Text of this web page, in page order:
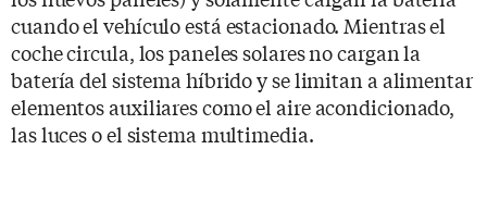
cuando el vehículo está estacionado. Mientras el
coche circula, los paneles solares no cargan la
batería del sistema híbrido y se limitan a alimentar
elementos auxiliares como el aire acondicionado,
las luces o el sistema multimedia.